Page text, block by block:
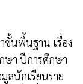
ขั้นพื้นฐาน เรื่อง
ษา ปีการศึกษา
ลนักเรียนราย